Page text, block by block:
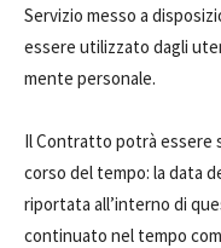
Servizio messo a
essere utilizzato dagli
mente personale.
Il Contratto potrà essere
corso del tempo: la data
riportata all’interno di
continuato nel tempo